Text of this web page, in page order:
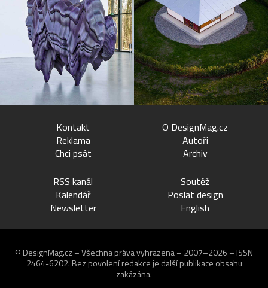
Kontakt
Reklama
Chci psát
O DesignMag.cz
Autoři
Archiv
RSS kanál
Kalendář
Newsletter
Soutěž
Poslat design
English
© DesignMag.cz – Všechna práva vyhrazena – 2007–2026 – ISSN
2464-6202. Bez povolení redakce je další publikace obsahu
zakázána.